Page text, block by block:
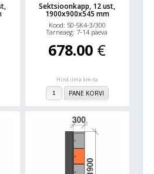
Sektsioonkapp, 12 ust,
1900x900x545 mm
Kood: 50-SK4-3/300
Tarneaeg: 7-14 päeva
678.00 €
Hind ilma km-ta
PANE KORVI